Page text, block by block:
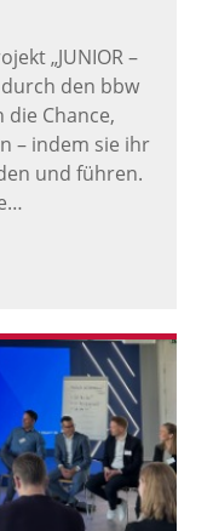
„JUNIOR –
den bbw
die Chance,
– indem sie ihr
und führen.